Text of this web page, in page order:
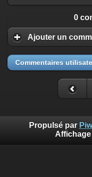
0
Ajouter un
Commentaires
Propulsé par
Affichage